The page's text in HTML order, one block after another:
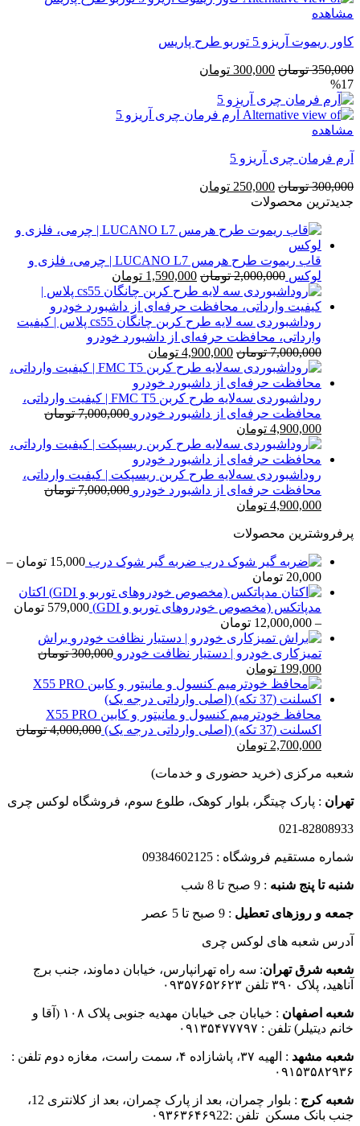
مشاهده
کاور ریموت آریزو 5 توربو طرح پاریس
350,000 تومان قیمت
350,000 تومان
بود.
300,000 تومان
است.
%17
مشاهده
آرم فرمان چری آریزو 5
300,000 تومان قیمت
اصلی
بود.
250,000 تومان
است.
جدیدترین محصولات
قاب ریموت طرح هرمس LUCANO L7 | چرمی، فلزی و
لوکس 2,000,000 تومان قیمت
اصلی
2,000,000 تومان
بود.
1,590,000 تومان
فعلی
1,590,000 تومان
است.روداشبوردی سه‌ لایه طرح کربن چانگان cs55 پلاس | کیفیت
وارداتی، محافظت حرفه‌ای از داشبورد خودرو
7,000,000 تومان قیمت
اصلی
7,000,000 تومان
بود.
4,900,000 تومان
فعلی
است.
روداشبوردی سه‌لایه طرح کربن FMC T5 | کیفیت وارداتی،
محافظت حرفه‌ای از داشبورد خودرو 7,000,000 تومان
قیمت
اصلی
7,000,000 تومان
بود.
4,900,000 تومان
فعلی
4,900,000 تومان
است.
روداشبوردی سه‌لایه طرح کربن ریسپکت | کیفیت وارداتی،
محافظت حرفه‌ای از داشبورد خودرو 7,000,000 تومان
قیمت
7,000,000 تومان
4,900,000 تومان
پرفروشترین محصولات
ضربه گیر شوک درب 15,000 تومان –
20,000 تومان
قیمت:
15,000 تومان
تا
20,000 تومان
اکتان
مدپاتکس (مخصوص خودروهای توربو و GDI)
579,000 تومان
–
12,000,000 تومان
قیمت:
579,000 تومان
12,000,000 تومان
براش
تمیزکاری خودرو | دستیار نظافت خودرو 300,000 تومان
قیمت
اصلی
300,000 تومان
بود.
199,000 تومان
فعلی
199,000 تومان
است.
محافظ خودترمیم کنسول و مانیتور و کابین X55 PRO
اکسلنت (37 تکه) (اصلی وارداتی درجه یک)
4,000,000 تومان
قیمت
4,000,000 تومان
2,700,000 تومان
2,700,000 تومان
شعبه مرکزی (خرید حضوری و خدمات)
تهران : پارک چیتگر، بلوار کوهک، طلوع سوم، فروشگاه لوکس چری
021-82808933
شماره مستقیم فروشگاه : 09384602125
شنبه تا پنج شنبه : 9 صبح تا 8 شب
جمعه و روزهای تعطیل : 9 صبح تا 5 عصر
آدرس شعبه های لوکس چری
شعبه شرق تهران: سه راه تهرانپارس، خیابان دماوند، جنب برج
آناهید، پلاک ۳۹۰ تلفن ۰۹۳۵۷۶۵۲۶۲۳
شعبه اصفهان
: خیابان جی خیابان مهدیه جنوبی پلاک ۱۰۸ (آقا و
خانم دیتیلر) تلفن : ۰۹۱۳۵۴۷۷۷۹۷
شعبه مشهد
: الهیه ۳۷، پاشازاده ۴، سمت راست، مغازه دوم تلفن :
۰۹۱۵۳۵۸۲۹۳۶
شعبه کرج
: بلوار چمران، بعد از پارک چمران، بعد از کلانتری 12،
جنب بانک مسکن تلفن :۰۹۳۶۳۶۴۶۹22